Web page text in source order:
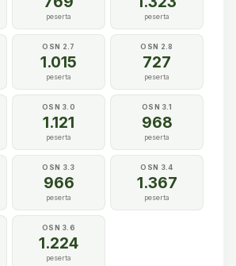
peserta peserta
OSN 2.7
1.015
peserta
OSN 2.8
727
peserta
OSN 3.0
1.121
peserta
OSN 3.1
968
peserta
OSN 3.3
966
peserta
OSN 3.4
1.367
peserta
OSN 3.6
1.224
peserta